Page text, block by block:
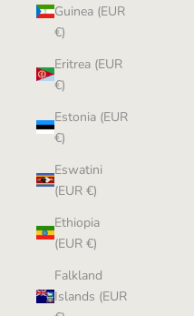
Guinea (EUR
€)
Eritrea (EUR
€)
Estonia (EUR
€)
Eswatini
(EUR €)
Ethiopia
(EUR €)
Falkland
Islands (EUR